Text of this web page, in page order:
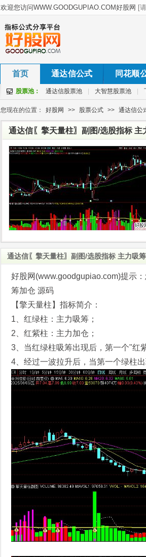
首页 通达信公式 同花顺
股票池： 通达信股票池 大智慧股票池
您现在的位置： 好股网 >> 股票公式 >> 通达信公
通达信〖擎天量柱〗副图/选股指标 主
通达信〖擎天量柱〗副图/选股指标 主力吸
好股网(www.goodgupiao.com)提示
筹加仓 源码
【擎天量柱】指标简介：
1、红绿柱：主力吸筹；
2、红紫柱：主力加仓；
3、当红绿柱吸筹出现后，第一个"红
4、经过一波拉升后，当第一个绿柱出